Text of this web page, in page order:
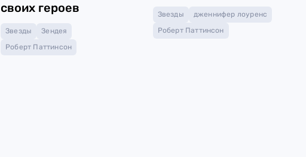
своих героев
Звезды
Зендея
Роберт Паттинсон
Звезды
дженнифер лоуренс
Роберт Паттинсон